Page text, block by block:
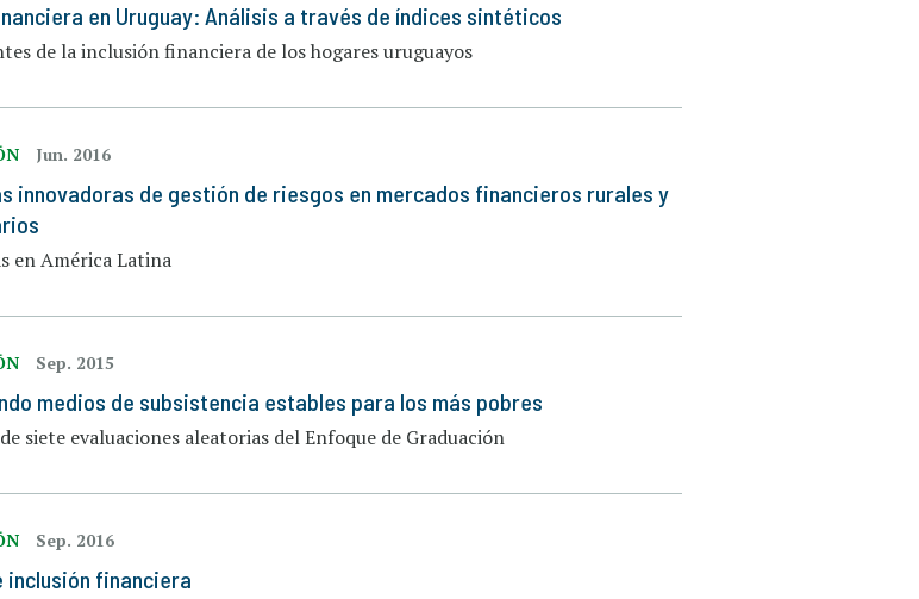
en Uruguay: Análisis a través de índices sintéticos
de la inclusión financiera de los hogares uruguayos
Jun. 2016
innovadoras de gestión de riesgos en mercados financieros rurales y
en América Latina
Sep. 2015
medios de subsistencia estables para los más pobres
siete evaluaciones aleatorias del Enfoque de Graduación
Sep. 2016
inclusión financiera